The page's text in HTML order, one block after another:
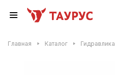
Главная Каталог Гидравлика